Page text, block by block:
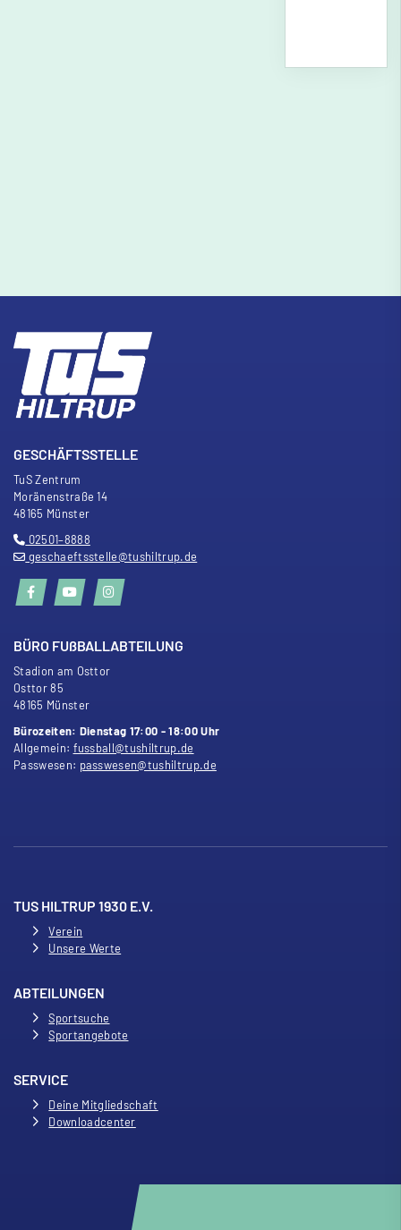
GESCHÄFTSSTELLE
TuS Zentrum
Moränenstraße 14
48165 Münster
02501–8888
geschaeftsstelle@tushiltrup.de
BÜRO FUßBALLABTEILUNG
Stadion am Osttor
Osttor 85
48165 Münster
Bürozeiten: Dienstag 17:00 - 18:00 Uhr
Allgemein: fussball@tushiltrup.de
Passwesen: passwesen@tushiltrup.de
TUS HILTRUP 1930 E.V.
Verein
Unsere Werte
ABTEILUNGEN
Sportsuche
Sportangebote
SERVICE
Deine Mitgliedschaft
Downloadcenter